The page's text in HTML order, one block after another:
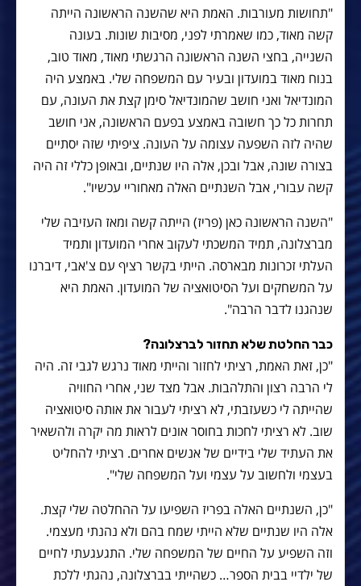
"תחושות מעורבות. האמת היא שהשנה הראשונה הייתה
קשה מאוד, כמו שאמרתי לפני, מסיבות שונות. בעונה
השנייה, בחצי השנה הראשונה הרגשתי מאוד, מאוד טוב,
בנוח מאוד במועדון ובעיר עם המשפחה שלי. באמצע היה
המונדיאל ואני חושב שהמונדיאל סימן קצת את העונה, עם
תחרות כל כך חשובה באמצע בפעם הראשונה, אני חושב
שהיה לזה השפעה עצומה על העונה. ציפיתי שזה יסתיים
בצורה שונה, אבל ובכן, אלה היו שנתיים, ובאופן כללי זה היה
קשה עבורי, אבל השנתיים האלה מאחוריי עכשיו".
"השנה הראשונה כאן (פריז) הייתה קשה ומאז העזיבה שלי
מברצלונה, תמיד המשכתי לעקוב אחרי המועדון ותמיד
העלתי זכרונות מבארסה. הייתי בקשר רציף עם צ'אבי, דיברנו
על המשחקים ועל הסיטואציה של המועדון. האמת היא
שנהגנו לדבר הרבה".
כבר החלטת שלא תחזור לברצלונה?
"כן, זאת האמת, רציתי לחזור והייתי מאוד נרגש לגבי זה. היה
לי הרבה רצון והתלהבות. אבל מצד שני, אחרי החוויה
שהייתה לי כשעזבתי, לא רציתי לעבור את אותה סיטואציה
שוב. לא רציתי לחכות בחוסר אונים לראות מה יקרה ולהשאיר
את העתיד שלי בידיים של אנשים אחרים. רציתי להחליט
בעצמי ולחשוב על עצמי ועל המשפחה שלי".
"כן, השנתיים האלה בפריז השפיעו על ההחלטה שלי קצת.
אלה היו שנתיים שלא הייתי שמח בהם ולא נהנתי מעצמי.
וזה השפיע על החיים של המשפחה שלי. התגעגעתי לחיים
של ילדיי בבית הספר… כשהייתי בברצלונה, נהגתי ללכת